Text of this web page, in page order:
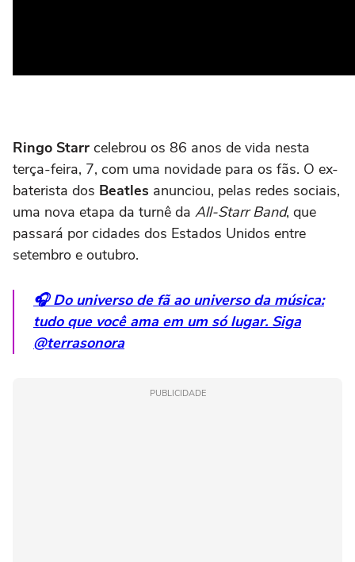
Ringo Starr celebrou os 86 anos de vida nesta
terça-feira, 7, com uma novidade para os fãs. O ex-
baterista dos Beatles anunciou, pelas redes sociais,
uma nova etapa da turnê da All-Starr Band, que
passará por cidades dos Estados Unidos entre
setembro e outubro.
🎧 Do universo de fã ao universo da música:
tudo que você ama em um só lugar. Siga
@terrasonora
PUBLICIDADE